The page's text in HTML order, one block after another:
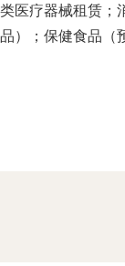
医疗器械租赁；
）；保健食品（